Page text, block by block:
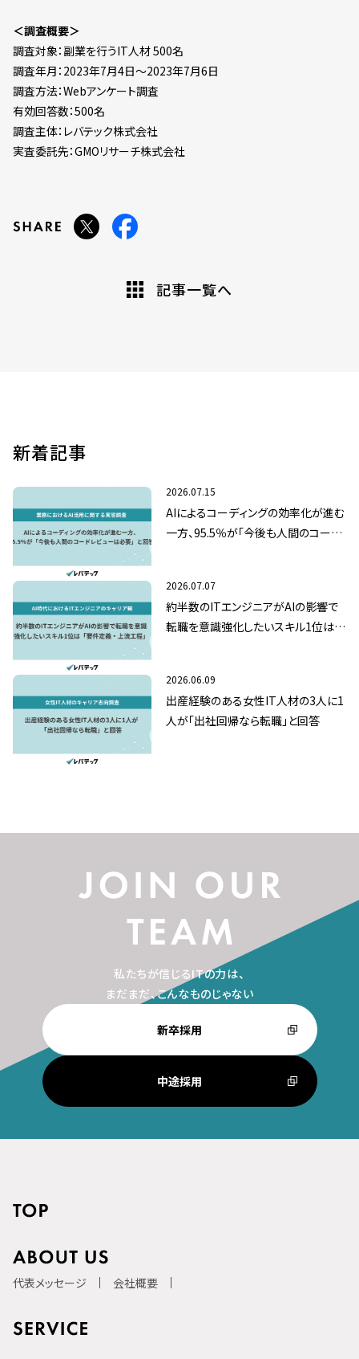
＜調査概要＞
調査対象：副業を行うIT人材 500名
調査年月：2023年7月4日～2023年7月6日
調査方法：Webアンケート調査
有効回答数：500名
調査主体：レバテック株式会社
実査委託先：GMOリサーチ株式会社
記事一覧へ
新着記事
2026.07.15
AIによるコーディングの効率化が進む
一方、95.5％が「今後も人間のコード
2026.07.07
約半数のITエンジニアがAIの影響で
転職を意識強化したいスキル1位は
2026.06.09
出産経験のある女性IT人材の3人に1
人が「出社回帰なら転職」と回答
私たちが信じるITの力は、
まだまだ、こんなものじゃない
新卒採用
中途採用
代表メッセージ 会社概要